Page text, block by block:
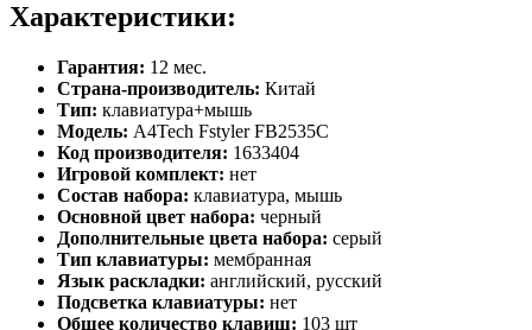
Характеристики:
Гарантия: 12 мес.
Страна-производитель: Китай
Тип: клавиатура+мышь
Модель: A4Tech Fstyler FB2535C
Код производителя: 1633404
Игровой комплект: нет
Состав набора: клавиатура, мышь
Основной цвет набора: черный
Дополнительные цвета набора: серый
Тип клавиатуры: мембранная
Язык раскладки: английский, русский
Подсветка клавиатуры: нет
Общее количество клавиш: 103 шт